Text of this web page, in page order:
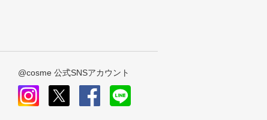
@cosme 公式SNSアカウント